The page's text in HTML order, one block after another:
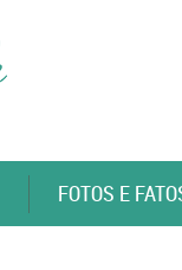
FOTOS E